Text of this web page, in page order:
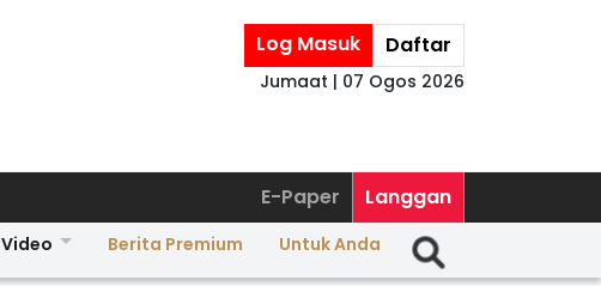
Log Masuk Daftar
Jumaat | 07 Ogos 2026
E-Paper Langgan
Video Berita Premium Untuk Anda